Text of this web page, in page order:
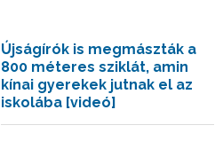
Újságírók is megmászták a
800 méteres sziklát, amin
kínai gyerekek jutnak el az
iskolába [videó]